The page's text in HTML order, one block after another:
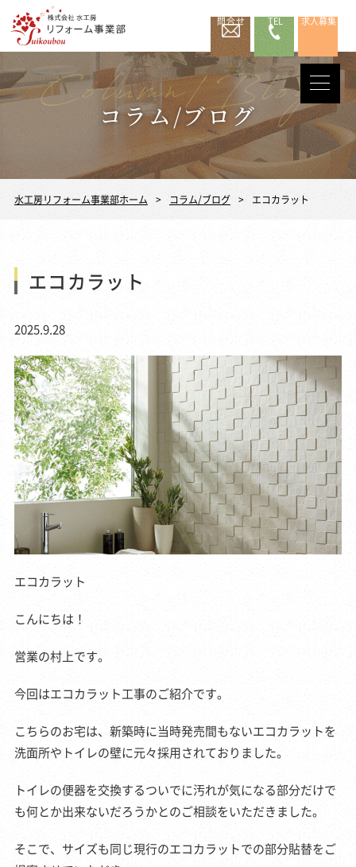
問合せ TEL 求人募集
コラム/ブログ
水工房リフォーム事業部ホーム コラム/ブログ エコカラット
エコカラット
2025.9.28
エコカラット
こんにちは！
営業の村上です。
今回はエコカラット工事のご紹介です。
こちらのお宅は、新築時に当時発売間もないエコカラットを
洗面所やトイレの壁に元々採用されておりました。
トイレの便器を交換するついでに汚れが気になる部分だけで
も何とか出来ないだろうかとのご相談をいただきました。
そこで、サイズも同じ現行のエコカラットでの部分貼替をご